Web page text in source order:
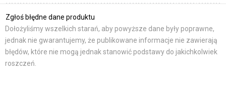
Zgłoś błędne dane produktu
Dołożyliśmy wszelkich starań, aby powyższe dane były poprawne,
jednak nie gwarantujemy, że publikowane informacje nie zawierają
błędów, które nie mogą jednak stanowić podstawy do jakichkolwiek
roszczeń.